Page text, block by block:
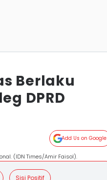
Berlaku
DPRD
Add Us on Google
(IDN Times/Amir Faisol).
Sisi Positif